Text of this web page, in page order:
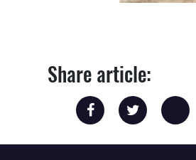
Share article: